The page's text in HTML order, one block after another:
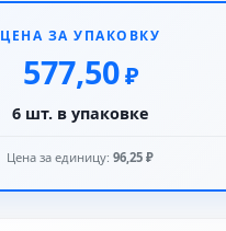
ЦЕНА ЗА УПАКОВКУ
577,50₽
6 шт. в упаковке
Цена за единицу: 96,25 ₽